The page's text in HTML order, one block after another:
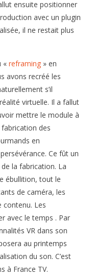
ensuite positionner
avec un plugin
il ne restait plus
«reframing » en
avons recréé les
s’il
virtuelle. Il a fallut
mettre le module à
fabrication des
en
Ce fût un
la fabrication. La
ébullition, tout le
de caméra, les
contenu. Les
avec le temps . Par
VR dans son
au printemps
du son. C’est
à France TV.